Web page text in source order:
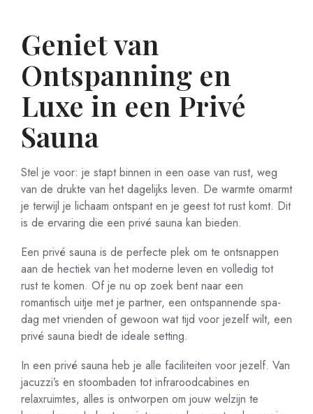
Geniet van
Ontspanning en
Luxe in een Privé
Sauna
Stel je voor: je stapt binnen in een oase van rust, weg
van de drukte van het dagelijks leven. De warmte omarmt
je terwijl je lichaam ontspant en je geest tot rust komt. Dit
is de ervaring die een privé sauna kan bieden.
Een privé sauna is de perfecte plek om te ontsnappen
aan de hectiek van het moderne leven en volledig tot
rust te komen. Of je nu op zoek bent naar een
romantisch uitje met je partner, een ontspannende spa-
dag met vrienden of gewoon wat tijd voor jezelf wilt, een
privé sauna biedt de ideale setting.
In een privé sauna heb je alle faciliteiten voor jezelf. Van
jacuzzi’s en stoombaden tot infraroodcabines en
relaxruimtes, alles is ontworpen om jouw welzijn te